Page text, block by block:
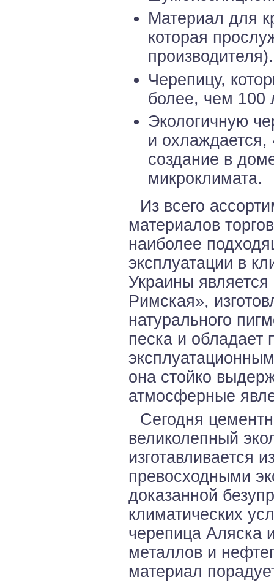
Материал для
которая
производителя).
Черепицу,
более, чем 100
Экологичную
и охлаждается,
создание в
микроклимата.
Из всего
материалов
наиболее
эксплуатации в
Украины
Римская»,
натурального
песка и обладает
она стойко
атмосферные
Сегодня
великолепный
изготавливается
превосходными
доказанной
климатических
черепица Аляска
металлов и
материал